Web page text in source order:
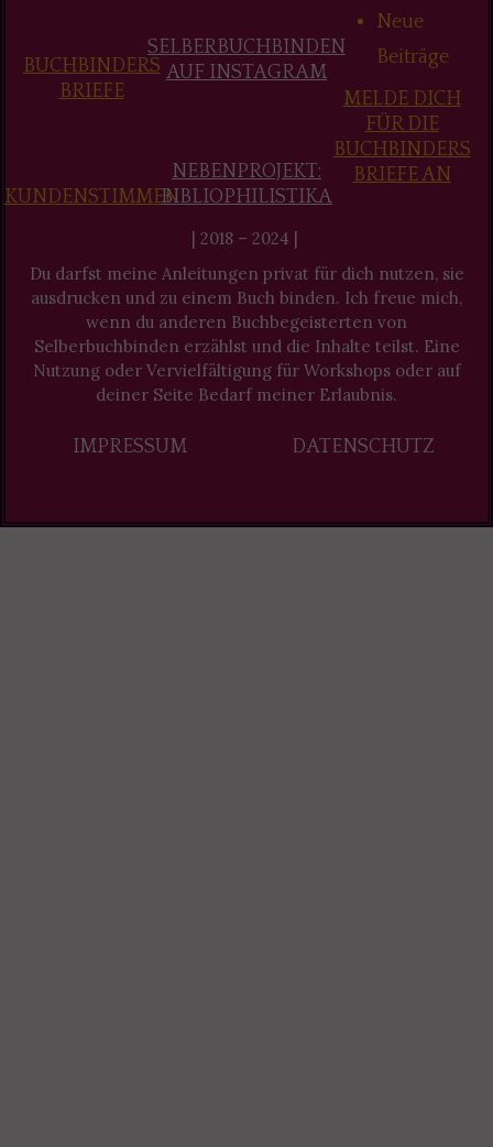
| 2018 – 2024 |
Du darfst meine Anleitungen privat für dich nutzen, sie
ausdrucken und zu einem Buch binden. Ich freue mich,
wenn du anderen Buchbegeisterten von
Selberbuchbinden erzählst und die Inhalte teilst. Eine
Nutzung oder Vervielfältigung für Workshops oder auf
deiner Seite Bedarf meiner Erlaubnis.
IMPRESSUM DATENSCHUTZ
BUCHBINDERS
BRIEFE
KUNDENSTIMMEN
SELBERBUCHBINDEN
AUF INSTAGRAM
NEBENPROJEKT:
BIBLIOPHILISTIKA
Neue
Beiträge
MELDE DICH
FÜR DIE
BUCHBINDERS
BRIEFE AN